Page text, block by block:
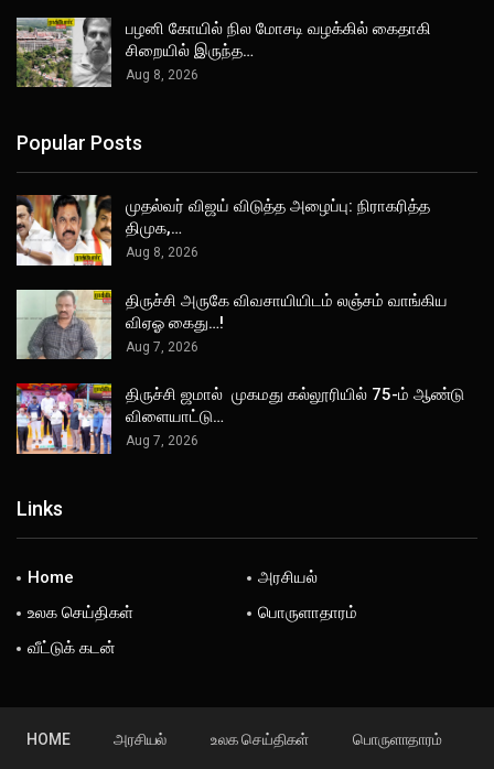
பழனி கோயில் நில மோசடி வழக்கில் கைதாகி
சிறையில் இருந்த…
Aug 8, 2026
Popular Posts
முதல்வர் விஜய் விடுத்த அழைப்பு: நிராகரித்த
திமுக,…
Aug 8, 2026
திருச்சி அருகே விவசாயியிடம் லஞ்சம் வாங்கிய
விஏஓ கைது…!
Aug 7, 2026
திருச்சி ஜமால் முகமது கல்லூரியில் 75-ம் ஆண்டு
விளையாட்டு…
Aug 7, 2026
Links
Home
அரசியல்
உலக செய்திகள்
பொருளாதாரம்
வீட்டுக் கடன்
HOME அரசியல் உலக செய்திகள் பொருளாதாரம்